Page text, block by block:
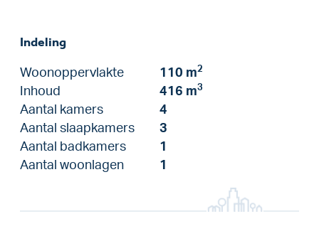
Indeling
Woonoppervlakte 110 m2
Inhoud 416 m3
Aantal kamers
4
Aantal slaapkamers
3
Aantal badkamers
1
Aantal woonlagen
1